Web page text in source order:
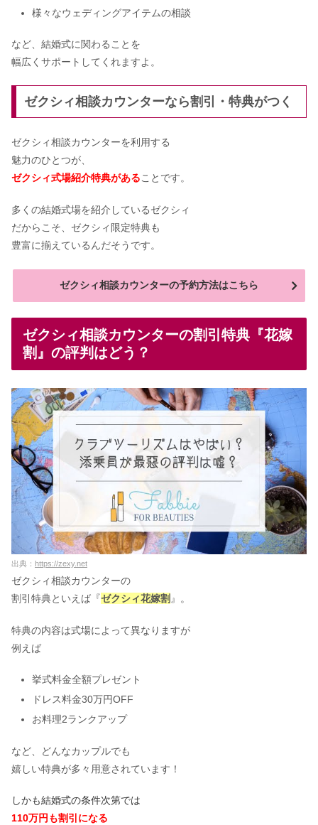
様々なウェディングアイテムの相談
など、結婚式に関わることを
幅広くサポートしてくれますよ。
ゼクシィ相談カウンターなら割引・特典がつく
ゼクシィ相談カウンターを利用する
魅力のひとつが、
ゼクシィ式場紹介特典があることです。
多くの結婚式場を紹介しているゼクシィ
だからこそ、ゼクシィ限定特典も
豊富に揃えているんだそうです。
ゼクシィ相談カウンターの予約方法はこちら
ゼクシィ相談カウンターの割引特典『花嫁
割』の評判はどう？
出典： https://zexy.net
ゼクシィ相談カウンターの
割引特典といえば『ゼクシィ花嫁割 』。
特典の内容は式場によって異なりますが
例えば
挙式料金全額プレゼント
ドレス料金30万円OFF
お料理2ランクアップ
など、どんなカップルでも
嬉しい特典が多々用意されています！
しかも結婚式の条件次第では
110万円も割引になる